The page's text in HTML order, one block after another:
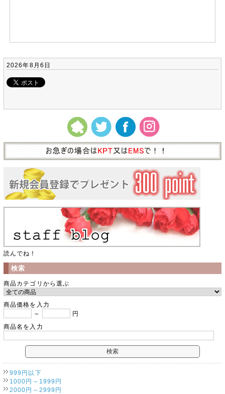
2026年8月6日
読んでね！
検索
商品カテゴリから選ぶ
商品価格を入力
～
円
商品名を入力
999円以下
1000円～1999円
2000円～2999円